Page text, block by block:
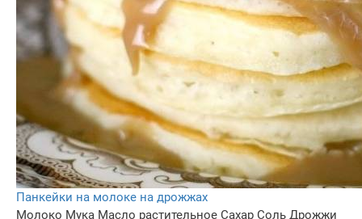
Панкейки на молоке на дрожжах
Молоко Мука Масло растительное Сахар Соль Дрожжи